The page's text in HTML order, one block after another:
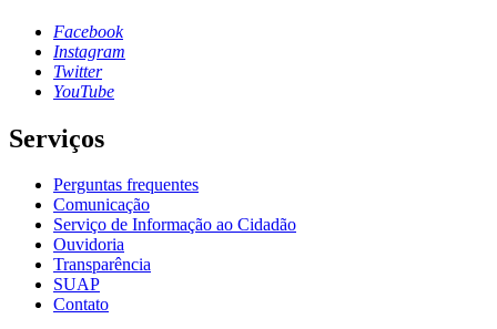
Facebook
Instagram
Twitter
YouTube
Serviços
Perguntas frequentes
Comunicação
Serviço de Informação ao Cidadão
Ouvidoria
Transparência
SUAP
Contato